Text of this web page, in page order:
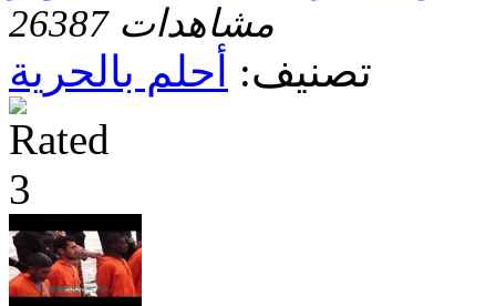
26387 مشاهدات
تصنيف: أحلم بالحرية